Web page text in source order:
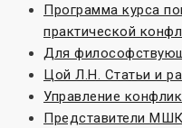
Программа курса
практической
Для
Цой Л.Н. Статьи и
Управление
Представители